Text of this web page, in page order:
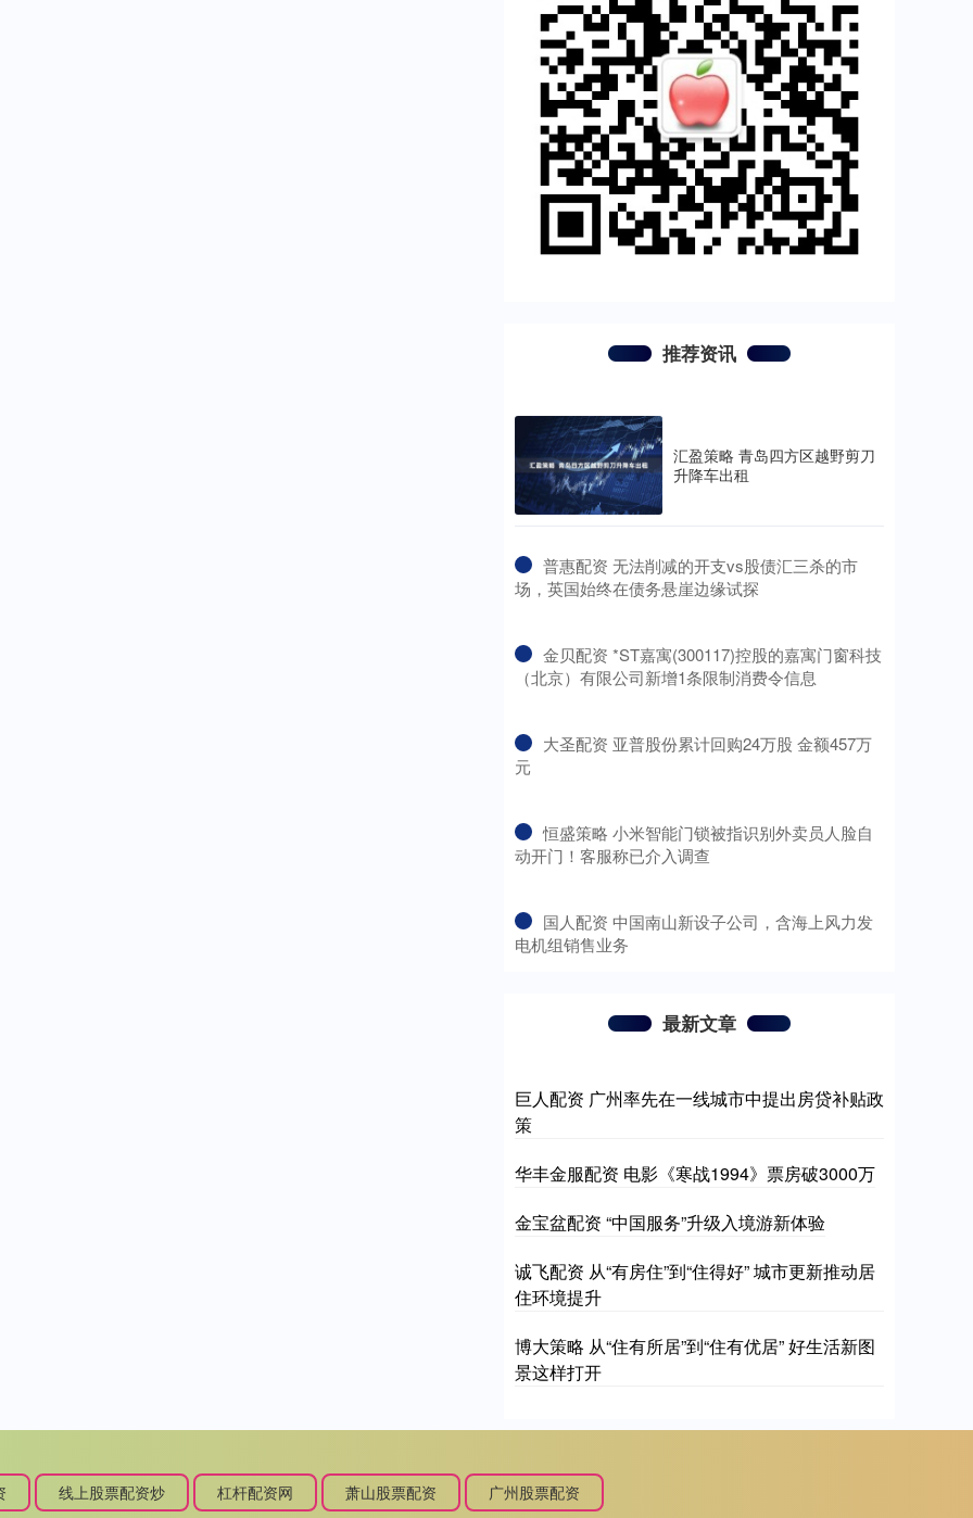
推荐资讯
汇盈策略 青岛四方区越野剪刀
升降车出租
​普惠配资 无法削减的开支vs股债汇三杀的市
场，英国始终在债务悬崖边缘试探
​金贝配资 *ST嘉寓(300117)控股的嘉寓门窗科技
（北京）有限公司新增1条限制消费令信息
​大圣配资 亚普股份累计回购24万股 金额457万
元
​恒盛策略 小米智能门锁被指识别外卖员人脸自
动开门！客服称已介入调查
​国人配资 中国南山新设子公司，含海上风力发
电机组销售业务
最新文章
巨人配资 广州率先在一线城市中提出房贷补贴政
策
华丰金服配资 电影《寒战1994》票房破3000万
金宝盆配资 “中国服务”升级入境游新体验
诚飞配资 从“有房住”到“住得好” 城市更新推动居
住环境提升
博大策略 从“住有所居”到“住有优居” 好生活新图
景这样打开
线上股票配资炒 杠杆配资网 萧山股票配资 广州股票配资